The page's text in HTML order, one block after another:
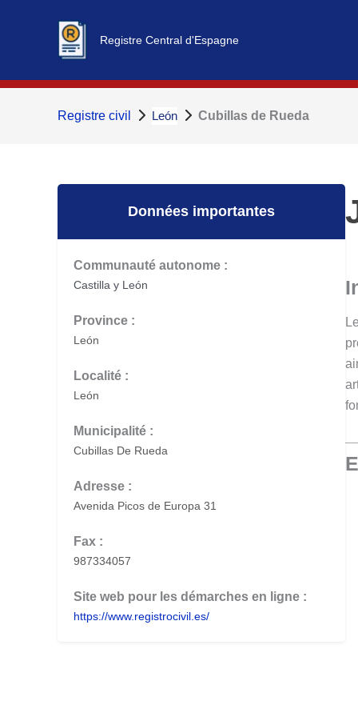
Registre Central d'Espagne
Registre civil León Cubillas de Rueda
Données importantes
Communauté autonome :
Castilla y León
Province :
León
Localité :
León
Municipalité :
Cubillas De Rueda
Adresse :
Avenida Picos de Europa 31
Fax :
987334057
Site web pour les démarches en ligne :
https://www.registrocivil.es/